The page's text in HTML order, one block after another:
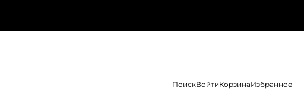
ПоискВойтиКорзинаИзбранное